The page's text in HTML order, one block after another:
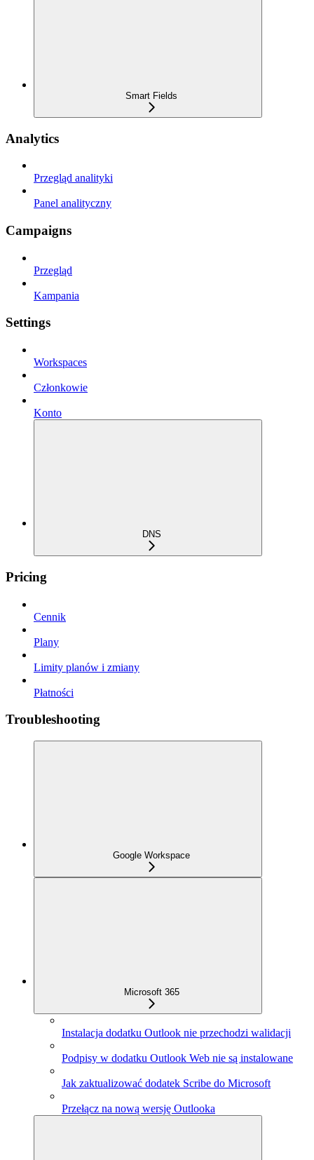
Smart Fields
Analytics
Przegląd analityki
Panel analityczny
Campaigns
Przegląd
Kampania
Settings
Workspaces
Członkowie
Konto
DNS
Pricing
Cennik
Plany
Limity planów i zmiany
Płatności
Troubleshooting
Google Workspace
Microsoft 365
Instalacja dodatku Outlook nie przechodzi walidacji
Podpisy w dodatku Outlook Web nie są instalowane
Jak zaktualizować dodatek Scribe do Microsoft
Przełącz na nową wersję Outlooka